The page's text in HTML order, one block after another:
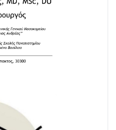
ΣΤΗΝ
ΣΤΟΝ ΑΓΙΟ ΗΛΙΑ ΠΡΙΝ ΤΗ